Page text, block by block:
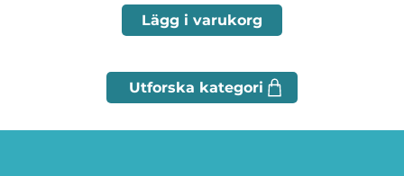
Lägg i varukorg